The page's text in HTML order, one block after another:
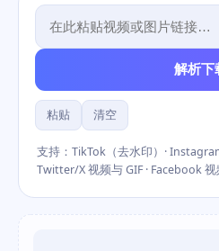
解析下
粘贴 清空
支持：TikTok（去水印）·
Twitter/X 视频与 GIF · Facebook